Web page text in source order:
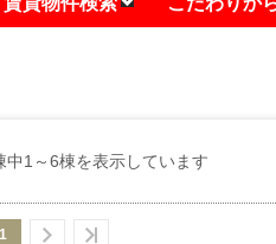
中1～6棟を表示しています
1